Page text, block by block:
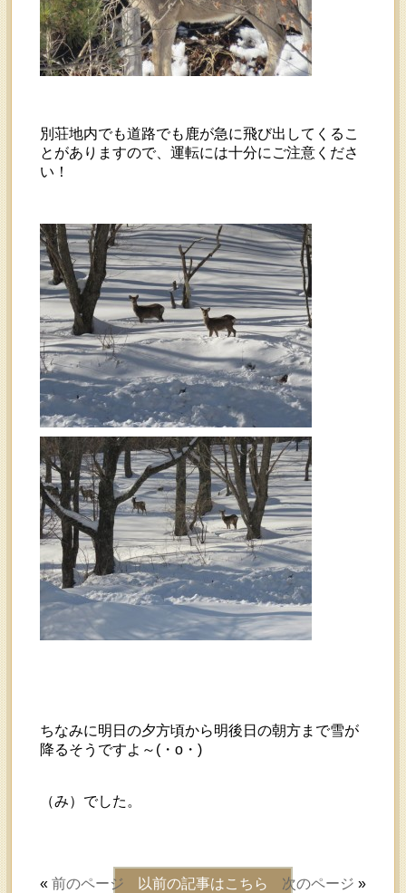
別荘地内でも道路でも鹿が急に飛び出してくるこ
とがありますので、運転には十分にご注意くださ
い！
ちなみに明日の夕方頃から明後日の朝方まで雪が
降るそうですよ～(・o・)
（み）でした。
« 前のページ 次のページ »
以前の記事はこちら